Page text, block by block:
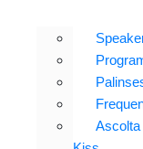
Ascolta